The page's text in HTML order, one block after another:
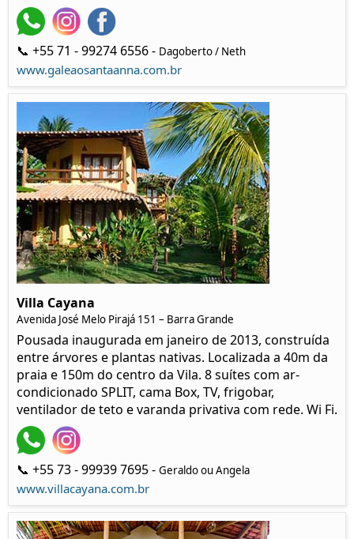
📞 +55 71 - 99274 6556 - Dagoberto / Neth
www.galeaosantaanna.com.br
Villa Cayana
Avenida José Melo Pirajá 151 – Barra Grande
Pousada inaugurada em janeiro de 2013, construída
entre árvores e plantas nativas. Localizada a 40m da
praia e 150m do centro da Vila. 8 suítes com ar-
condicionado SPLIT, cama Box, TV, frigobar,
ventilador de teto e varanda privativa com rede. Wi Fi.
📞 +55 73 - 99939 7695 - Geraldo ou Angela
www.villacayana.com.br